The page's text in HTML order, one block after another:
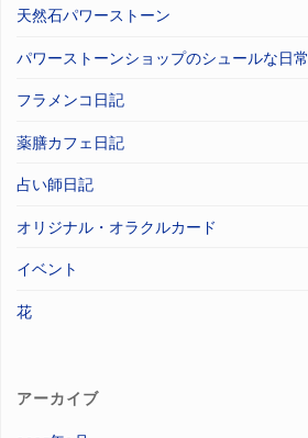
天然石パワーストーン
パワーストーンショップのシュールな日常
フラメンコ日記
薬膳カフェ日記
占い師日記
オリジナル・オラクルカード
イベント
花
アーカイブ